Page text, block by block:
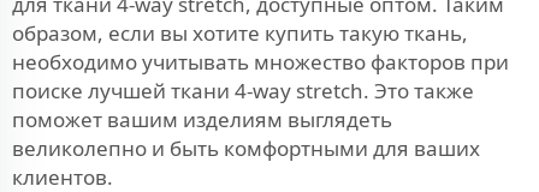
образом, если вы хотите купить такую ткань,
необходимо учитывать множество факторов при
поиске лучшей ткани 4-way stretch. Это также
поможет вашим изделиям выглядеть
великолепно и быть комфортными для ваших
клиентов.